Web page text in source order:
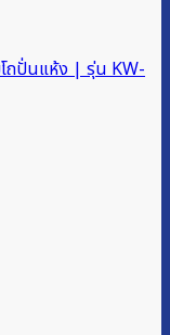
ถปั่นแห้ง | รุ่น KW-